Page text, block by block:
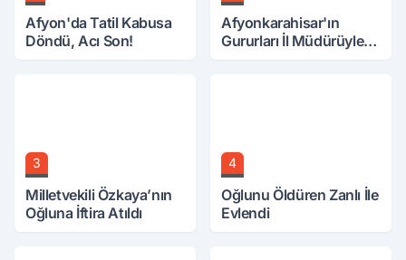
Afyon'da Tatil Kabusa
Döndü, Acı Son!
Afyonkarahisar'ın
Gururları İl Müdürüyle
3
Milletvekili Özkaya’nın
Oğluna İftira Atıldı
4
Oğlunu Öldüren Zanlı İle
Evlendi